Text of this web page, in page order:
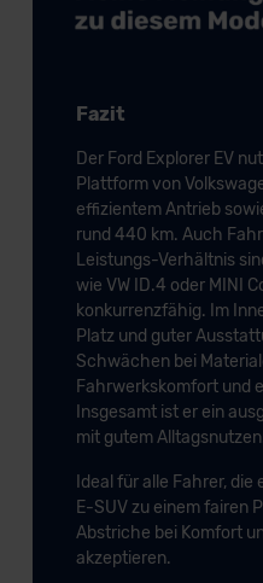
Fazit
Der Ford Explorer EV
Plattform von
effizientem Antrieb
rund 440 km. Auch
Leistungs-Verhältnis
wie VW ID.4 oder MINI
konkurrenzfähig. Im
Platz und guter
Schwächen bei
Fahrwerkskomfort und
Insgesamt ist er ein
mit gutem
Ideal für alle Fahrer, die
E-SUV zu einem fairen
Abstriche bei Komfort
akzeptieren.